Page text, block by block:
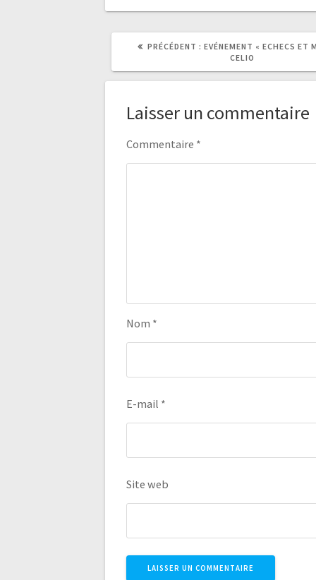
PRÉCÉDENT : ARTICLE
PRÉCÉDENT
EVÉNEMENT « ECHECS ET
CELIO
Laisser un commentaire
Commentaire *
Nom *
E-mail *
Site web